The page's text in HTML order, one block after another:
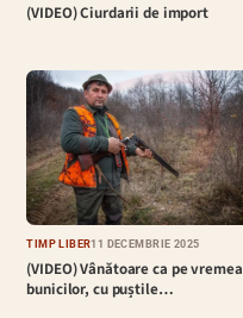
(VIDEO) Ciurdarii de import
TIMP LIBER11 DECEMBRIE 2025
(VIDEO) Vânătoare ca pe vremea
bunicilor, cu puștile…